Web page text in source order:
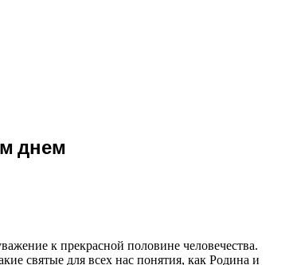
днем
к прекрасной половине человечества.
святые для всех нас понятия, как Родина и